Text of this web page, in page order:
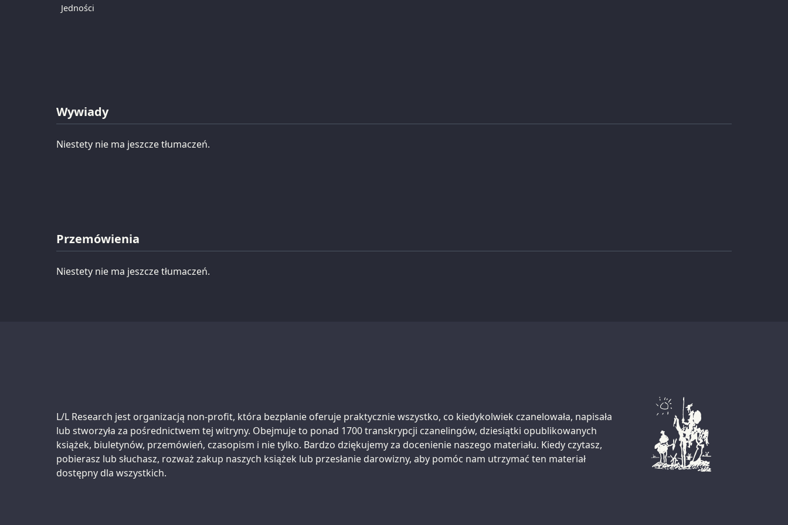
Jedności
Wywiady
Niestety nie ma jeszcze tłumaczeń.
Przemówienia
Niestety nie ma jeszcze tłumaczeń.
Support us:
L/L Research jest organizacją non-profit, która bezpłanie oferuje praktycznie wszystko, co kiedykolwiek czanelowała, napisała
lub stworzyła za pośrednictwem tej witryny. Obejmuje to ponad 1700 transkrypcji czanelingów, dziesiątki opublikowanych
książek, biuletynów, przemówień, czasopism i nie tylko. Bardzo dziękujemy za docenienie naszego materiału. Kiedy czytasz,
pobierasz lub słuchasz, rozważ zakup naszych książek lub przesłanie darowizny, aby pomóc nam utrzymać ten materiał
dostępny dla wszystkich.